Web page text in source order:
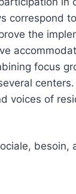
the
focus
voices of
besoin,